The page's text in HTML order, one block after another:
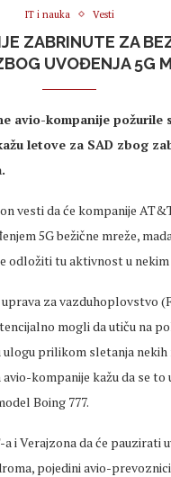
IT i nauka Vesti
ZABRINUTE ZA
UVOĐENJA 5G
avio-kompanije požurile
letove za SAD zbog
vesti da će kompanije
5G bežične mreže,
odložiti tu aktivnost u
za vazduhoplovstvo
mogli da utiču na
prilikom sletanja nekih
avio-kompanije kažu da se to
Boing 777.
i Verajzona da će pauzirati
pojedini avio-